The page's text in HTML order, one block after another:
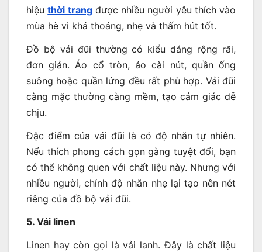
hiệuthời trangđược nhiều người yêu thích vào
mùa hè vì khá thoáng, nhẹ và thấm hút tốt.
Đồ bộ vải đũi thường có kiểu dáng rộng rãi,
đơn giản. Áo cổ tròn, áo cài nút, quần ống
suông hoặc quần lửng đều rất phù hợp. Vải đũi
càng mặc thường càng mềm, tạo cảm giác dễ
chịu.
Đặc điểm của vải đũi là có độ nhăn tự nhiên.
Nếu thích phong cách gọn gàng tuyệt đối, bạn
có thể không quen với chất liệu này. Nhưng với
nhiều người, chính độ nhăn nhẹ lại tạo nên nét
riêng của đồ bộ vải đũi.
5. Vải linen
Linen hay còn gọi là vải lanh. Đây là chất liệu